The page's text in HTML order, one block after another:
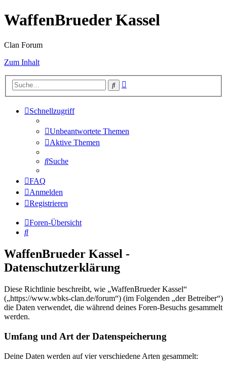
WaffenBrueder Kassel
Clan Forum
Zum Inhalt
Suche
Schnellzugriff
Unbeantwortete Themen
Aktive Themen
Suche
FAQ
Anmelden
Registrieren
Foren-Übersicht
Suche
WaffenBrueder Kassel -
Datenschutzerklärung
Diese Richtlinie beschreibt, wie „WaffenBrueder Kassel“
(„https://www.wbks-clan.de/forum“) (im Folgenden „der Betreiber“)
die Daten verwendet, die während deines Foren-Besuchs gesammelt
werden.
Umfang und Art der Datenspeicherung
Deine Daten werden auf vier verschiedene Arten gesammelt: